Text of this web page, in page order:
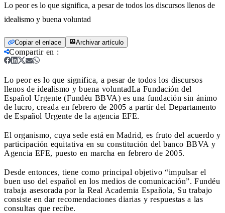
Lo peor es lo que significa, a pesar de todos los discursos llenos de
idealismo y buena voluntad
Copiar el enlace Archivar artículo
Compartir en :
Lo peor es lo que significa, a pesar de todos los discursos
llenos de idealismo y buena voluntadLa Fundación del
Español Urgente (Fundéu BBVA) es una fundación sin ánimo
de lucro, creada en febrero de 2005 a partir del Departamento
de Español Urgente de la agencia EFE.
El organismo, cuya sede está en Madrid, es fruto del acuerdo y
participación equitativa en su constitución del banco BBVA y
Agencia EFE, puesto en marcha en febrero de 2005.
Desde entonces, tiene como principal objetivo “impulsar el
buen uso del español en los medios de comunicación”. Fundéu
trabaja asesorada por la Real Academia Española, Su trabajo
consiste en dar recomendaciones diarias y respuestas a las
consultas que recibe.